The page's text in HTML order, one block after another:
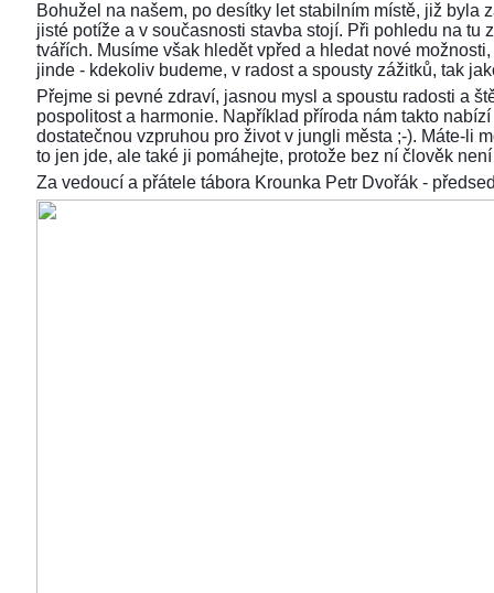
Bohužel na našem, po desítky let stabilním místě, již byla
jisté potíže a v současnosti stavba stojí. Při pohledu na tu
tvářích. Musíme však hledět vpřed a hledat nové
jinde - kdekoliv budeme, v radost a spousty zážitků, tak
Přejme si pevné zdraví, jasnou mysl a spoustu radosti a
pospolitost a harmonie. Například příroda nám takto
dostatečnou vzpruhou pro život v jungli města ;-). Máte-li
to jen jde, ale také ji pomáhejte, protože bez ní člověk
Za vedoucí a přátele tábora Krounka Petr Dvořák -